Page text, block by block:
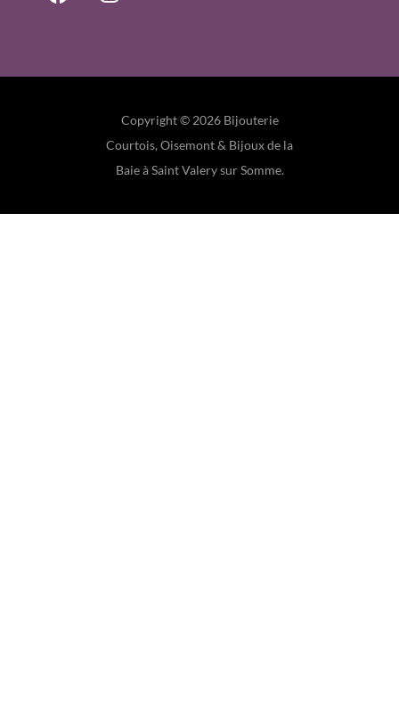
Copyright © 2026 Bijouterie
Courtois, Oisemont & Bijoux de la
Baie à Saint Valery sur Somme.